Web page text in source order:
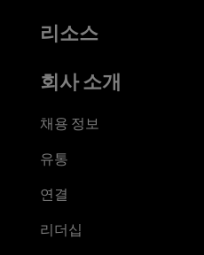
리소스
회사 소개
채용 정보
유통
연결
리더십